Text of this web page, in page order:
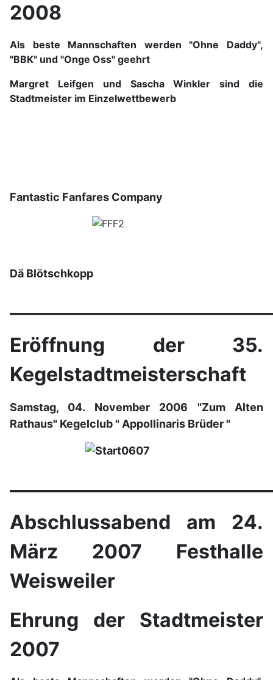
2008
Als beste Mannschaften werden "Ohne Daddy",
"BBK" und "Onge Oss" geehrt
Margret Leifgen und Sascha Winkler sind die
Stadtmeister im Einzelwettbewerb
Fantastic Fanfares Company
Dä Blötschkopp
Eröffnung der 35.
Kegelstadtmeisterschaft
Samstag, 04. November 2006 "Zum Alten
Rathaus" Kegelclub " Appollinaris Brüder "
Abschlussabend am 24.
März 2007 Festhalle
Weisweiler
Ehrung der Stadtmeister
2007